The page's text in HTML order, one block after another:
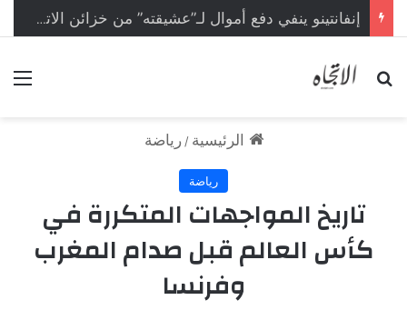
إنفانتينو ينفي دفع أموال لـ”عشيقته” من خزائن الاتحاد الأوروبي
بحث عن
الرئيسية / رياضة
رياضة
تاريخ المواجهات المتكررة في
كأس العالم قبل صدام المغرب
وفرنسا